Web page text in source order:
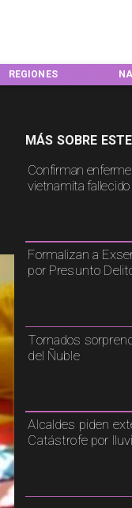
NACIONAL
Confirman
vietnamita
Formalizan a
por Presunto
Tornados
del Ñuble
Alcaldes piden
Catástrofe por
MÁS SOBRE